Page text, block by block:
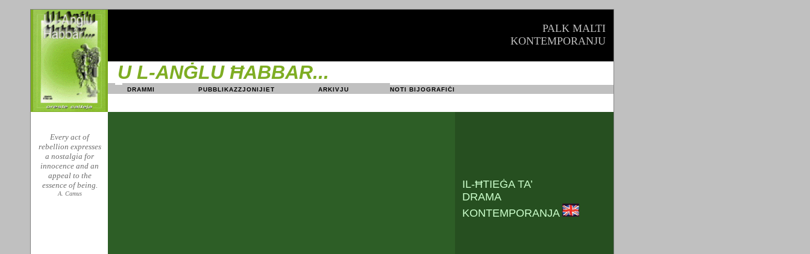
PALK MALTI
KONTEMPORANJU
U L-ANĠLU ĦABBAR...
DRAMMI PUBBLIKAZZJONIJIET ARKIVJU NOTI BIJOGRAFIĊI
Every act of
rebellion expresses
a nostalgia for
innocence and an
appeal to the
essence of being.
A. Camus
IL-ĦTIEĠA TA’
DRAMA
KONTEMPORANJA